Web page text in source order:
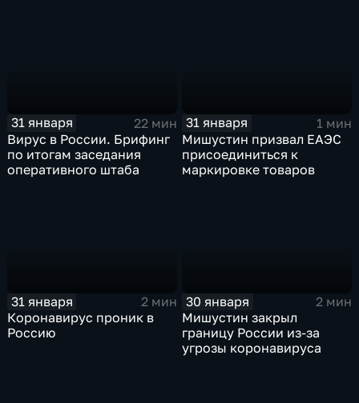
31 января
22 мин
Вирус в России. Брифинг
по итогам заседания
оперативного штаба
31 января
1 мин
Мишустин призвал ЕАЭС
присоединиться к
маркировке товаров
31 января
2 мин
Коронавирус проник в
Россию
30 января
2 мин
Мишустин закрыл
границу России из-за
угрозы коронавируса